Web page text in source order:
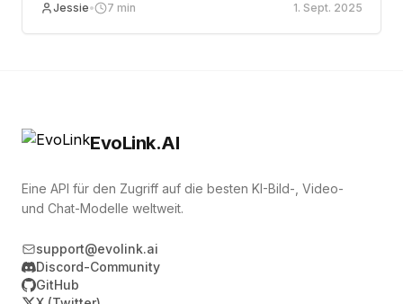
Jessie• 7 min 1. Sept. 2025
EvoLink.AI
Eine API für den Zugriff auf die besten KI-Bild-, Video-
und Chat-Modelle weltweit.
support@evolink.ai
Discord-Community
GitHub